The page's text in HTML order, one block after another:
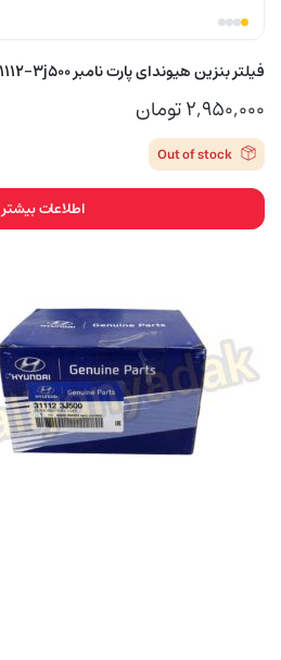
فیلتر بنزین هیوندای پارت نامبر HYUNDAI 31112-3j500 جنیون (اصلی)
۲,۹۵۰,۰۰۰تومان
Out of stock
اطلاعات بیشتر